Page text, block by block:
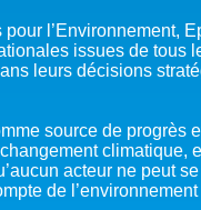
DANS LES
ET
l’Environnement,
issues de tous
leurs décisions
source de progrès
climatique,
acteur ne peut
de